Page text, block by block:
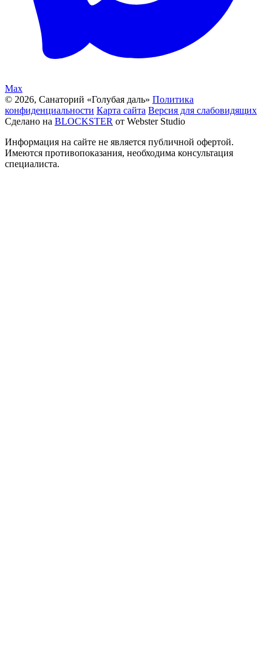
Max
© 2026, Санаторий «Голубая даль» Политика
конфиденциальности Карта сайта Версия для слабовидящих
Сделано на BLOCKSTER от Webster Studio
Информация на сайте не является публичной офертой.
Имеются противопоказания, необходима консультация
специалиста.